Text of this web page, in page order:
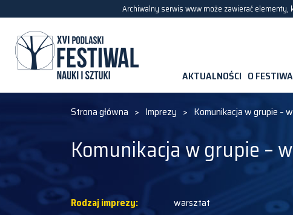
Archiwalny serwis www może zawierać
AKTUALNOŚCI O
Strona główna > Imprezy > Komunikacja w grupie –
Komunikacja w grupie –
Rodzaj imprezy:
warsztat